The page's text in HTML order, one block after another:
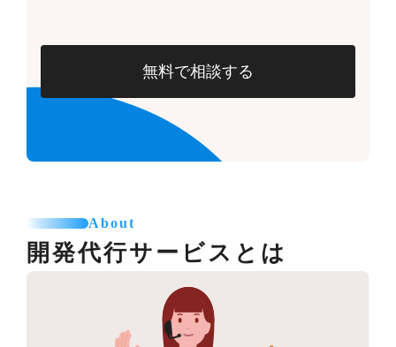
無料で相談する
About
開発代行サービスとは